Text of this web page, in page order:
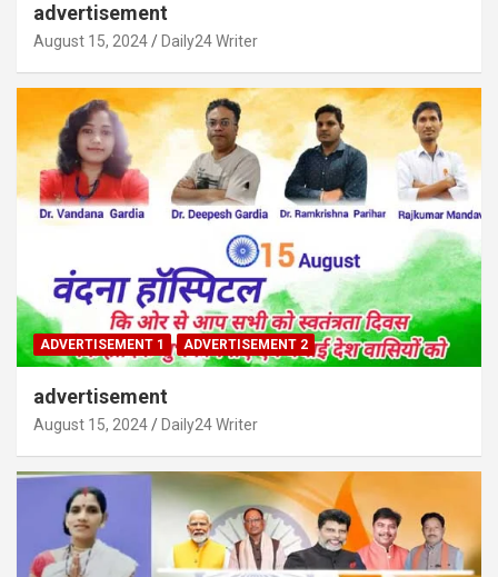
advertisement
August 15, 2024 Daily24 Writer
ADVERTISEMENT 1 ADVERTISEMENT 2
advertisement
August 15, 2024 Daily24 Writer